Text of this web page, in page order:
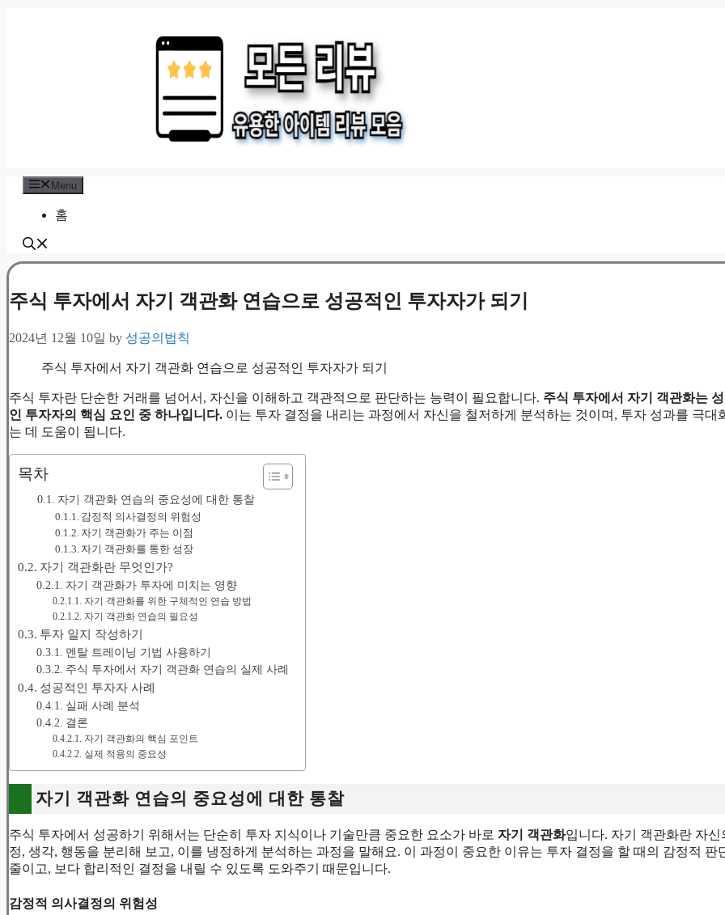
Menu
홈
주식 투자에서 자기 객관화 연습으로 성공적인 투자자가 되기
2024년 12월 10일 by 성공의법칙
주식 투자에서 자기 객관화 연습으로 성공적인 투자자가 되기
주식 투자란 단순한 거래를 넘어서, 자신을 이해하고 객관적으로 판단하는 능력이 필요합니다. 주식 투자에서 자기 객관화는 성
인 투자자의 핵심 요인 중 하나입니다. 이는 투자 결정을 내리는 과정에서 자신을 철저하게 분석하는 것이며, 투자 성과를 극대
는 데 도움이 됩니다.
목차
자기 객관화 연습의 중요성에 대한 통찰
감정적 의사결정의 위험성
자기 객관화가 주는 이점
자기 객관화를 통한 성장
자기 객관화란 무엇인가?
자기 객관화가 투자에 미치는 영향
자기 객관화를 위한 구체적인 연습 방법
자기 객관화 연습의 필요성
투자 일지 작성하기
멘탈 트레이닝 기법 사용하기
주식 투자에서 자기 객관화 연습의 실제 사례
성공적인 투자자 사례
실패 사례 분석
결론
자기 객관화의 핵심 포인트
실제 적용의 중요성
자기 객관화 연습의 중요성에 대한 통찰
주식 투자에서 성공하기 위해서는 단순히 투자 지식이나 기술만큼 중요한 요소가 바로 자기 객관화입니다. 자기 객관화란 자신
정, 생각, 행동을 분리해 보고, 이를 냉정하게 분석하는 과정을 말해요. 이 과정이 중요한 이유는 투자 결정을 할 때의 감정적 판
줄이고, 보다 합리적인 결정을 내릴 수 있도록 도와주기 때문입니다.
감정적 의사결정의 위험성